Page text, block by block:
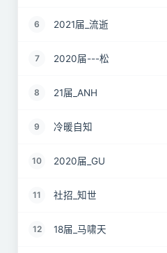
6 2021届_流逝
7 2020届---松
8 21届_ANH
9 冷暖自知
10 2020届_GU
11 社招_知世
12 18届_马啸天